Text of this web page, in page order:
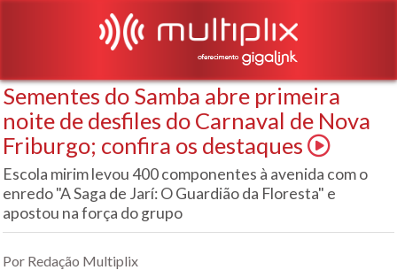
Sementes do Samba abre primeira
noite de desfiles do Carnaval de Nova
Friburgo; confira os destaques
Escola mirim levou 400 componentes à avenida com o
enredo "A Saga de Jarí: O Guardião da Floresta" e
apostou na força do grupo
Por Redação Multiplix